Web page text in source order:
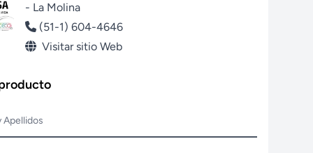
- La Molina
(51-1) 604-4646
Visitar sitio Web
Apellidos